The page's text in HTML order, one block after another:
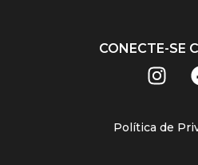
CONECTE-SE
Política de